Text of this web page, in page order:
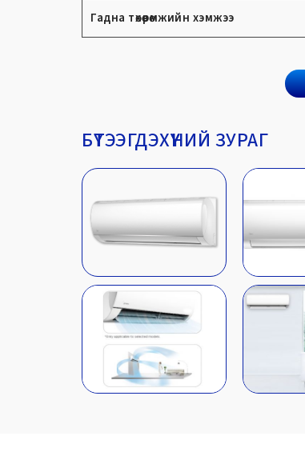
Гадна төхөөрөмжийн хэмжээ
БҮТЭЭГДЭХҮҮНИЙ ЗУРАГ